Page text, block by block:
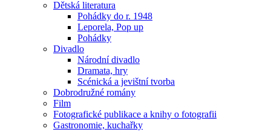
Dětská literatura
Pohádky do r. 1948
Leporela, Pop up
Pohádky
Divadlo
Národní divadlo
Dramata, hry
Scénická a jevištní tvorba
Dobrodružné romány
Film
Fotografické publikace a knihy o fotografii
Gastronomie, kuchařky